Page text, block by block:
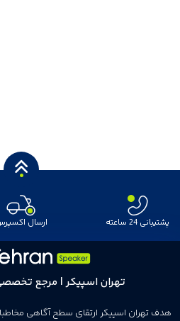
پشتیبانی 24 ساعته ارسال
تهران اسپیکر | مرجع
هدف تهران اسپیکر ارتقای سطح آگاهی